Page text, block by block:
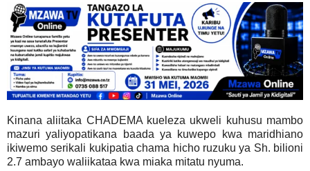
Kinana aliitaka CHADEMA kueleza ukweli kuhusu mambo
mazuri yaliyopatikana baada ya kuwepo kwa maridhiano
ikiwemo serikali kukipatia chama hicho ruzuku ya Sh. bilioni
2.7 ambayo waliikataa kwa miaka mitatu nyuma.